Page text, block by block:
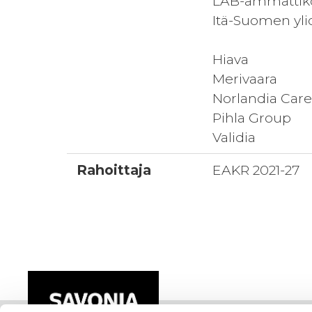
Itä-Suomen
Hiava
Merivaara
Norlandia Care
Pihla Group
Validia
Rahoittaja
EAKR 2021-27